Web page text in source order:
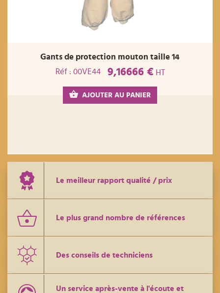
Gants de protection mouton taille 14
Réf : 00VE44
9,16666 € HT
AJOUTER AU PANIER
Le meilleur rapport qualité / prix
Le plus grand nombre de références
Des conseils de techniciens
Un service après-vente à l'écoute et